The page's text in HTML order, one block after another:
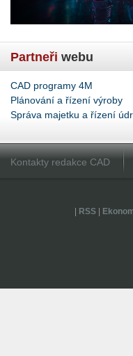
Partneři webu
CAD programy 4M
Plánování a řízení výroby
Správa majetku a řízení
Kontakty redakce CAD
RSS|